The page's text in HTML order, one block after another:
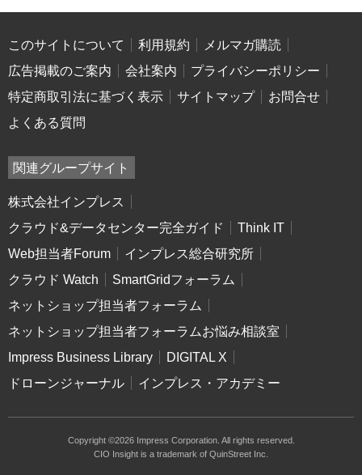
このサイトについて 利用規約
メルマガ購読
広告掲載のご案内
会社案内
プライバシーポリシー
特定商取引法に基づく表示
サイトマップ
お問合せ
よくある質問
関連グループサイト
株式会社インプレス
クラウド&データセンター完全ガイド
Think IT
Web担当者Forum
インプレス総合研究所
クラウド Watch
SmartGridフォーラム
ネットショップ担当者フォーラム
ネットショップ担当者フォーラムお悩み相談室
Impress Business Library
DIGITAL X
ドローンジャーナル
インプレス・アカデミー
Copyright ©2026 Impress Corporation. All rights reserved.
CIO Insight is a trademark of QuinStreet Inc.